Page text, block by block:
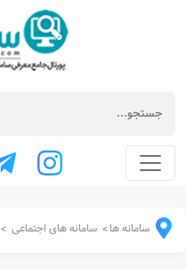
سامانه ها> سامانه های اجتماعی >